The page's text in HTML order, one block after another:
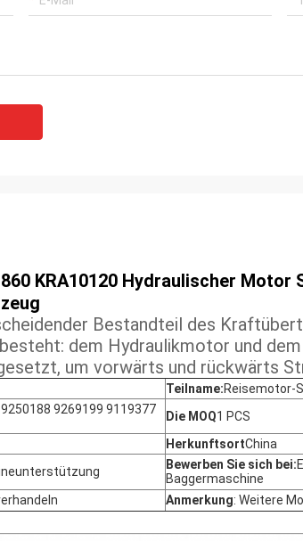
KRA10120 Hydraulischer Motor
Bestandteil des
dem Hydraulikmotor und
um vorwärts und rückwärts
Teilname:Reisemotor-
9269199 9119377
Die MOQ1 PCS
HerkunftsortChina
Bewerben Sie sich bei:
Baggermaschine
Anmerkung: Weitere